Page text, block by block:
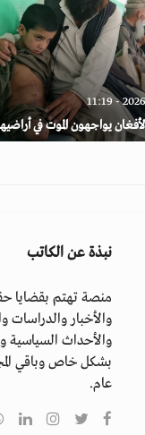
يواجهون الموت في
نبذة عن الكاتب
منصة تهتم بقضايا
والأخبار والدراسات
والأحداث السياسية
بشكل خاص وباقي
عام.